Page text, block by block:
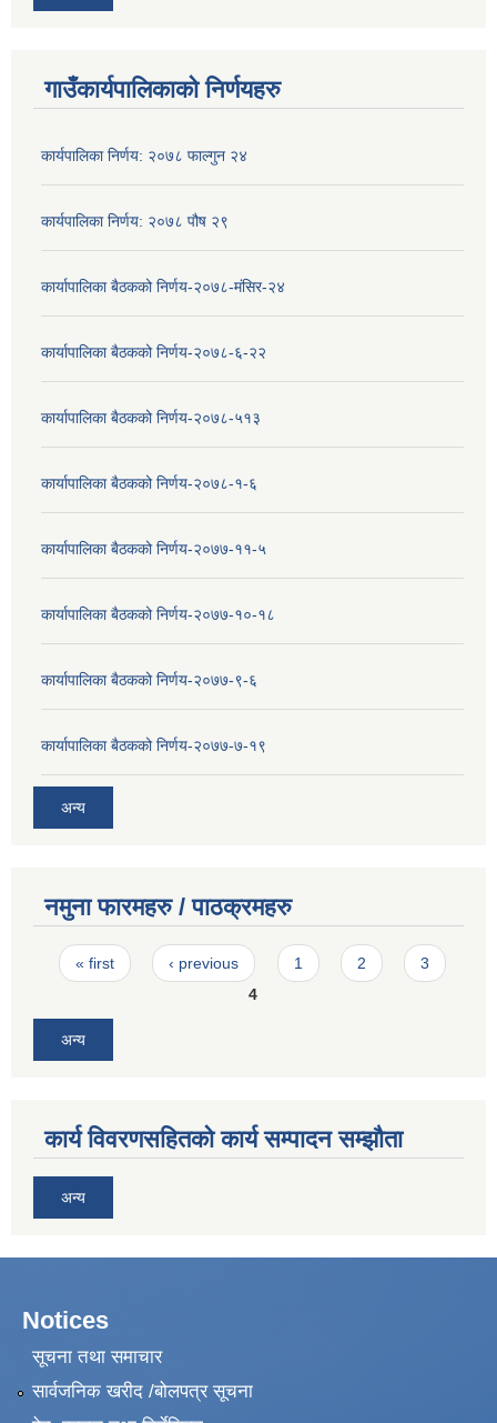
गाउँकार्यपालिकाको निर्णयहरु
कार्यपालिका निर्णय: २०७८ फाल्गुन २४
कार्यपालिका निर्णय: २०७८ पौष २९
कार्यापालिका बैठकको निर्णय-२०७८-मंसिर-२४
कार्यापालिका बैठकको निर्णय-२०७८-६-२२
कार्यापालिका बैठकको निर्णय-२०७८-५१३
कार्यापालिका बैठकको निर्णय-२०७८-१-६
कार्यापालिका बैठकको निर्णय-२०७७-११-५
कार्यापालिका बैठकको निर्णय-२०७७-१०-१८
कार्यापालिका बैठकको निर्णय-२०७७-९-६
कार्यापालिका बैठकको निर्णय-२०७७-७-१९
अन्य
नमुना फारमहरु / पाठक्रमहरु
Pages
« first ‹ previous 1 2
3
4
अन्य
कार्य विवरणसहितको कार्य सम्पादन सम्झौता
अन्य
Notices
सूचना तथा समाचार
सार्वजनिक खरीद /बोलपत्र सूचना